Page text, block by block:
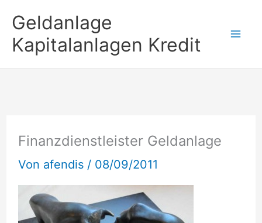
Inhalt
springen
Geldanlage
Kapitalanlagen Kredit
Finanzdienstleister Geldanlage
Von afendis / 08/09/2011